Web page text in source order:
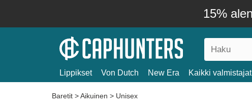
15%
Lippikset Von Dutch New Era Kaikki valmistajat
Baretit >Aikuinen > Unisex